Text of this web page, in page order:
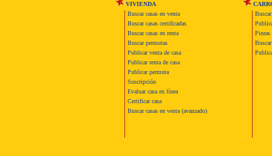
VIVIENDA
Buscar casas en venta
Buscar casas certificadas
Buscar casas en renta
Buscar permutas
Publicar venta de casa
Publicar renta de casa
Publicar permuta
Suscripción
Evaluar casa en línea
Certificar casa
Buscar casas en venta (avanzado)
Piezas